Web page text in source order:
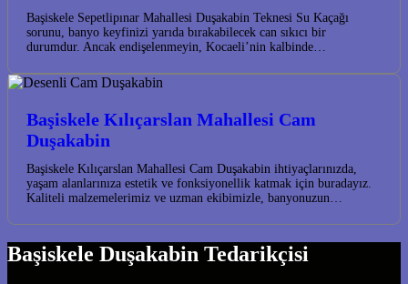
Başiskele Sepetlipınar Mahallesi Duşakabin Teknesi Su Kaçağı
sorunu, banyo keyfinizi yarıda bırakabilecek can sıkıcı bir
durumdur. Ancak endişelenmeyin, Kocaeli’nin kalbinde…
Başiskele Kılıçarslan Mahallesi Cam
Duşakabin
Başiskele Kılıçarslan Mahallesi Cam Duşakabin ihtiyaçlarınızda,
yaşam alanlarınıza estetik ve fonksiyonellik katmak için buradayız.
Kaliteli malzemelerimiz ve uzman ekibimizle, banyonuzun…
Başiskele Duşakabin Tedarikçisi